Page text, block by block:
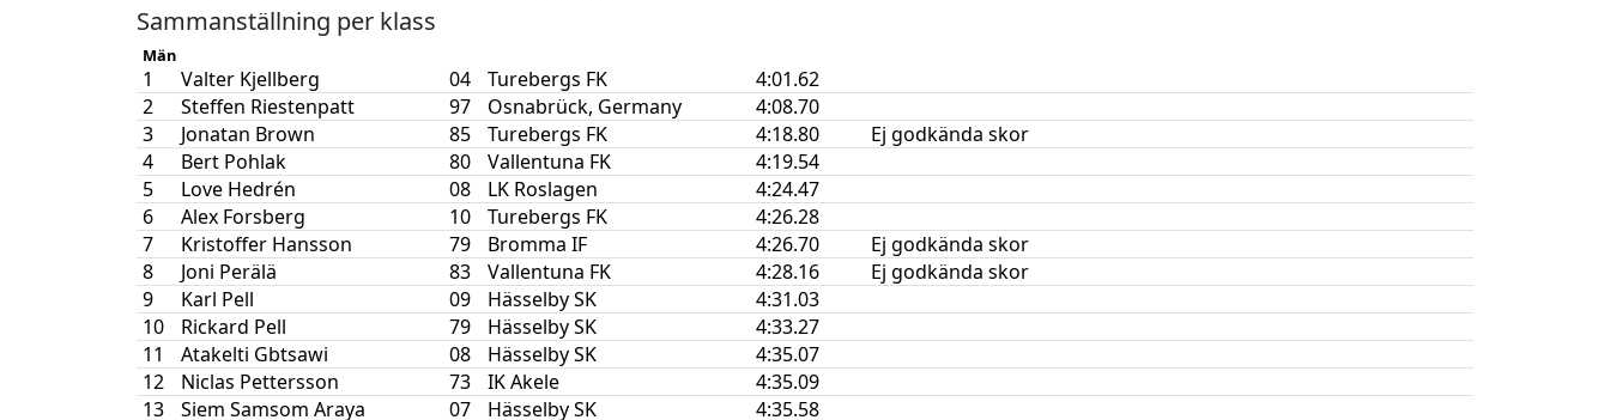
Sammanställning per klass
Män
1 Valter Kjellberg 04 Turebergs FK
4:01.62
2
Steffen Riestenpatt 97 Osnabrück, Germany
4:08.70
3
Jonatan Brown 85 Turebergs FK 4:18.80
Ej godkända skor
4
Bert Pohlak 80 Vallentuna FK
4:19.54
5
Love Hedrén 08 LK Roslagen
4:24.47
6
Alex Forsberg 10 Turebergs FK
4:26.28
7
Kristoffer Hansson 79 Bromma IF 4:26.70
Ej godkända skor
8
Joni Perälä 83 Vallentuna FK 4:28.16
Ej godkända skor
9
Karl Pell 09 Hässelby SK
4:31.03
10
Rickard Pell 79 Hässelby SK
4:33.27
11
Atakelti Gbtsawi 08 Hässelby SK
4:35.07
12
Niclas Pettersson 73 IK Akele
4:35.09
13
Siem Samsom Araya 07 Hässelby SK
4:35.58